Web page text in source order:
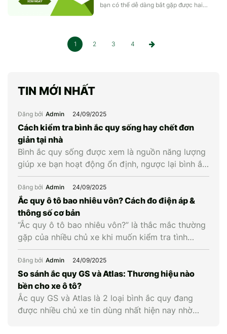
bạn có thể dễ dàng bắt gặp được hai
nghiệp ắc quy, nhưng cần xem xét một […]
1 2 3 4
TIN MỚI NHẤT
Đăng bởi Admin 24/09/2025
Cách kiểm tra bình ắc quy sống hay chết đơn
giản tại nhà
Bình ắc quy sống được xem là nguồn năng lượng
giúp xe bạn hoạt động ổn định, ngược lại bình ắc
quy chết là khi bình cạn năng lượng và không còn
khả năng cung cấp điện cho xe. Vậy làm cách
nào để biết được bình ắc quy xe còn sống hay
chết? Hãy […]
Đăng bởi Admin 24/09/2025
Ắc quy ô tô bao nhiêu vôn? Cách đo điện áp &
thông số cơ bản
“Ắc quy ô tô bao nhiêu vôn?” là thắc mắc thường
gặp của nhiều chủ xe khi muốn kiểm tra tình
trạng bình hay cân nhắc thay mới. Hiểu đúng về
điện áp cùng các thông số liên quan giúp chủ xe
chủ động kiểm tra, bảo dưỡng và thay ắc quy ô
tô kịp […]
Đăng bởi Admin 24/09/2025
So sánh ắc quy GS và Atlas: Thương hiệu nào
bền cho xe ô tô?
Ắc quy GS và Atlas là 2 loại bình ắc quy đang
được nhiều chủ xe tin dùng nhất hiện nay nhờ